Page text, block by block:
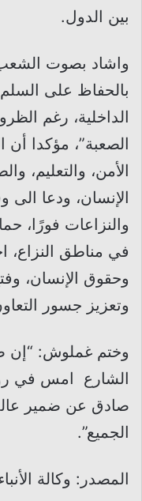
بين الدول.
واشاد بصوت الشعب
بالحفاظ على
الداخلية، رغم
الصعبة”، مؤكدا
الأمن، والتعليم،
الإنسان، ودعا
والنزاعات فورًا،
في مناطق النزاع،
وحقوق الإنسان،
وتعزيز جسور
وختم غملوش: “إن
الشارع امس في
صادق عن ضمير
الجميع”.
المصدر: وكالة